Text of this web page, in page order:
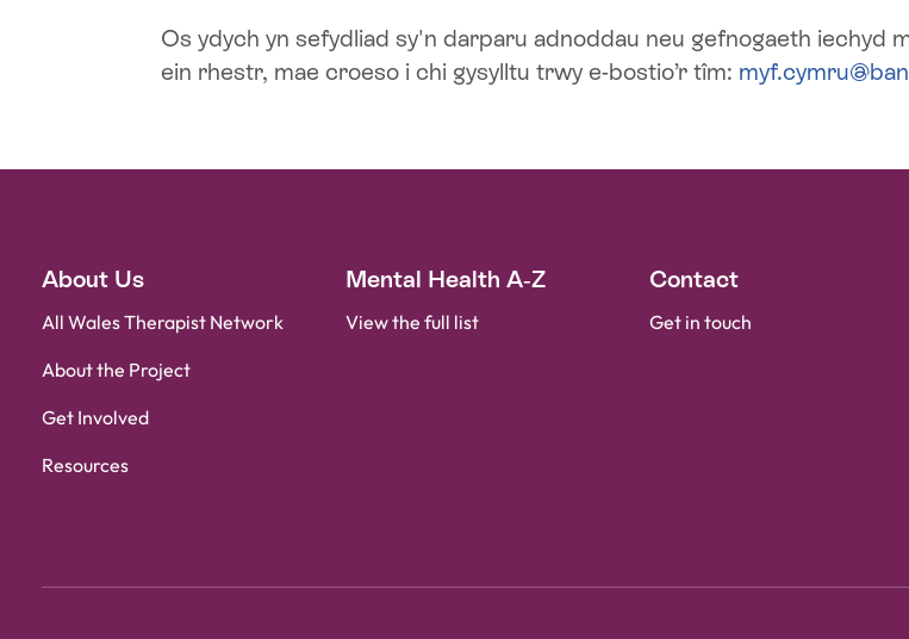
Os ydych yn sefydliad sy'n darparu adnoddau neu gefnogaeth iechyd
ein rhestr, mae croeso i chi gysylltu trwy e-bostio’r tîm:
About Us
All Wales Therapist Network
About the Project
Get Involved
Resources
Mental Health A-Z
View the full list
Contact
Get in touch